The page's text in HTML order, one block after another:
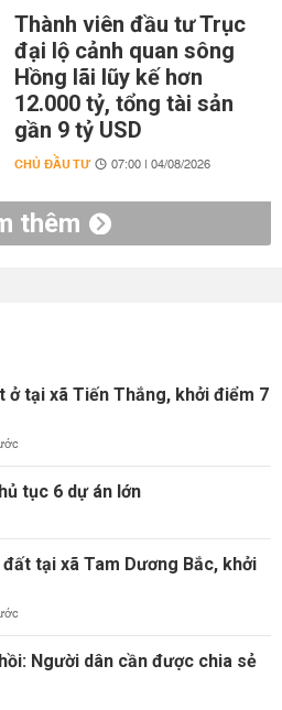
Thành viên đầu tư Trục
đại lộ cảnh quan sông
Hồng lãi lũy kế hơn
12.000 tỷ, tổng tài sản
gần 9 tỷ USD
CHỦ ĐẦU TƯ 07:00 | 04/08/2026
thêm
ở tại xã Tiến Thắng, khởi điểm 7
tục 6 dự án lớn
tại xã Tam Dương Bắc, khởi
Người dân cần được chia sẻ